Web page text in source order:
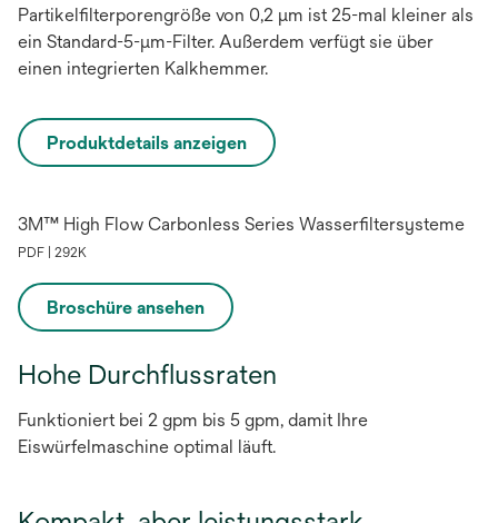
Partikelfilterporengröße von 0,2 µm ist 25-mal kleiner als
ein Standard-5-µm-Filter. Außerdem verfügt sie über
einen integrierten Kalkhemmer.
Produktdetails anzeigen
3M™ High Flow Carbonless Series Wasserfiltersysteme
PDF | 292K
Broschüre ansehen
wird
einer
Registerkarte
geöffnet
Hohe Durchflussraten
Funktioniert bei 2 gpm bis 5 gpm, damit Ihre
Eiswürfelmaschine optimal läuft.